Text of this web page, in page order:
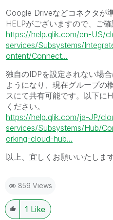
Google Driveなどコネクタが
HELPがございますので、ご確
https://help.qlik.com/en-US/
services/Subsystems/
ontent/Connect...
独自のIDPを設定されない場
ようになり、現在グループの
スにて共有可能です。以下に
ください。
https://help.qlik.com/ja-JP/
services/Subsystems/Hub/
orking-cloud-hub...
以上、宜しくお願いいたします
859 Views
1 Like